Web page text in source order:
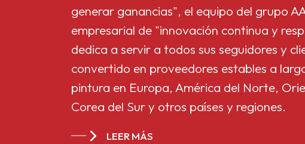
generar ganancias", el equipo del grupo
empresarial de "innovación continua y
dedica a servir a todos sus seguidores y
convertido en proveedores estables a
pintura en Europa, América del Norte,
Corea del Sur y otros países y regiones.
LEER MÁS